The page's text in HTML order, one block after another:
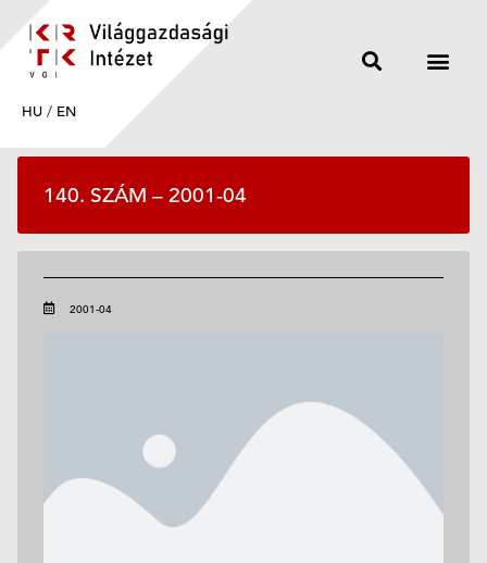
HU / EN
140. SZÁM – 2001-04
2001-04